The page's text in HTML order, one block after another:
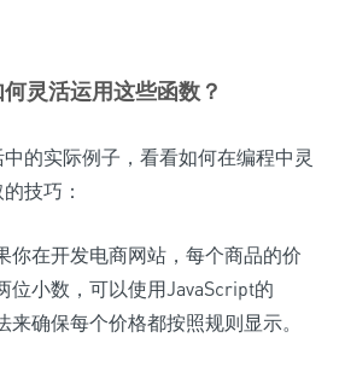
灵活运用这些函数？
的实际例子，看看如何在编程中灵
技巧：
你在开发电商网站，每个商品的价
位小数，可以使用JavaScript的
来确保每个价格都按照规则显示。